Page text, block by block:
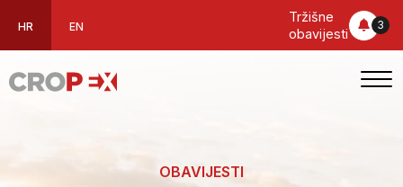
3
Tržišne
obavijesti
HR EN
OBAVIJESTI